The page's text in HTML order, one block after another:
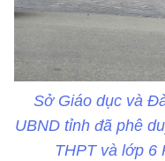
Sở Giáo dục và
UBND tỉnh đã phê
THPT và lớp 6